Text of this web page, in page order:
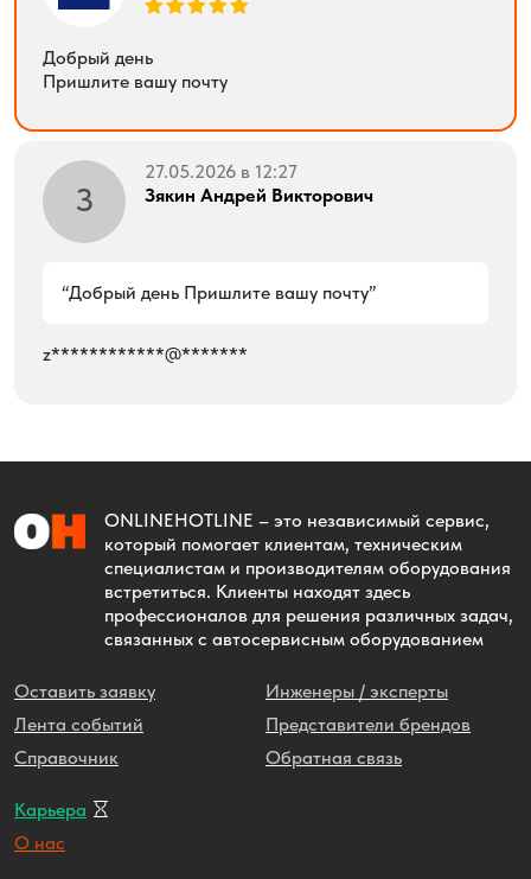
Добрый день
Пришлите вашу почту
З Зякин Андрей Викторович
27.05.2026 в 12:27
Добрый день Пришлите вашу почту
z************@*******
ONLINEHOTLINE – это независимый сервис,
который помогает клиентам, техническим
специалистам и производителям оборудования
встретиться. Клиенты находят здесь
профессионалов для решения различных задач,
связанных с автосервисным оборудованием
Оставить заявку
Лента событий
Справочник
Инженеры / эксперты
Представители брендов
Обратная связь
Карьера
О нас